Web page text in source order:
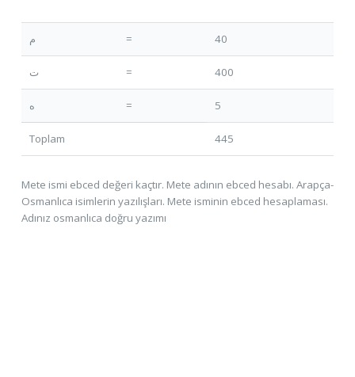
م = 40
ت = 400
ه = 5
Toplam 445
Mete ismi ebced değeri kaçtır. Mete adının ebced hesabı. Arapça-
Osmanlıca isimlerin yazılışları. Mete isminin ebced hesaplaması.
Adınız osmanlıca doğru yazımı